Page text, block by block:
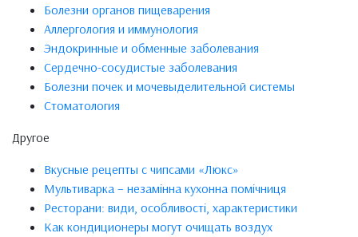
Болезни органов пищеварения
Аллергология и иммунология
Эндокринные и обменные заболевания
Сердечно-сосудистые заболевания
Болезни почек и мочевыделительной системы
Стоматология
Другое
Вкусные рецепты с чипсами «Люкс»
Мультиварка – незамінна кухонна помічниця
Ресторани: види, особливості, характеристики
Как кондиционеры могут очищать воздух